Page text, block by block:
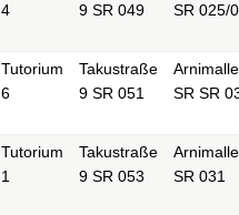
4
9 SR 049
SR 025/
Tutorium
6
Takustraße
9 SR 051
SR SR
Tutorium
1
Takustraße
9 SR 053
SR 031